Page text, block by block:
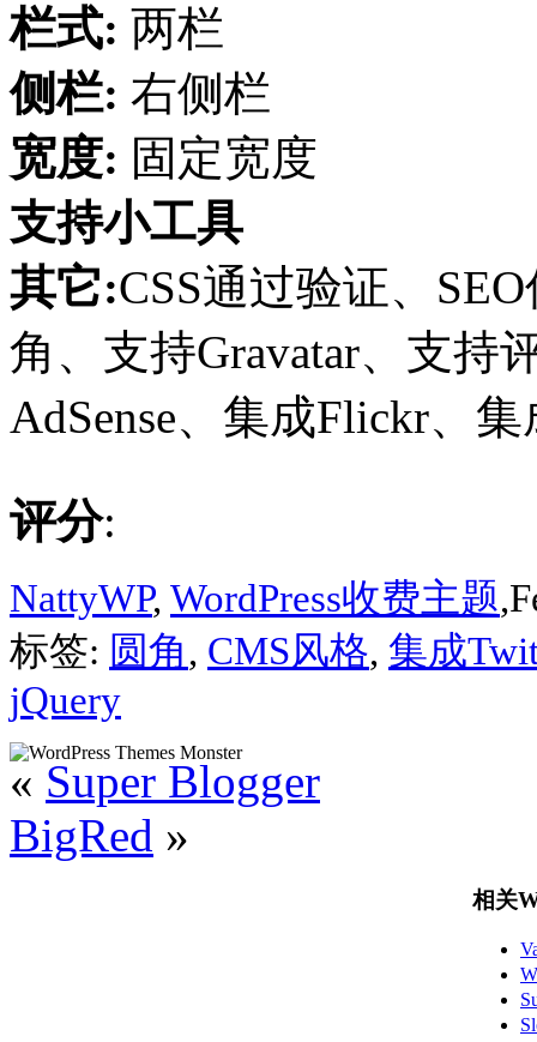
栏式: 两栏
侧栏: 右侧栏
宽度: 固定宽度
支持小工具
其它:CSS通过验证、
角、支持Gravatar、支持
AdSense、集成Flickr、
评分:
NattyWP, WordPress收费主题
标签: 圆角, CMS风格, 集成
jQuery
« Super Blogger
BigRed »
相关